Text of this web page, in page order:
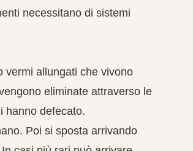
necessitano di sistemi
vermi allungati che vivono
eliminate attraverso le
hanno defecato.
Poi si sposta arrivando